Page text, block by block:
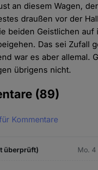
an diesem Wagen,
draußen vor der
beiden Geistlichen auf
Das sei Zufall
war es aber allemal.
übrigens nicht.
(89)
Kommentare
überprüft) Mo. 4